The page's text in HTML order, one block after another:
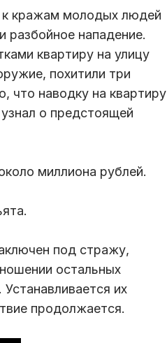
к кражам молодых людей
разбойное нападение.
квартиру на улицу
похитили три
что наводку на квартиру
о предстоящей
миллиона рублей.
под стражу,
остальных
их
продолжается.